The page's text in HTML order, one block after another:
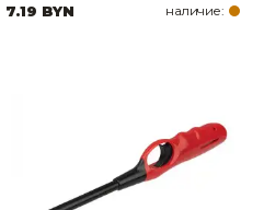
7.19 BYN наличие: